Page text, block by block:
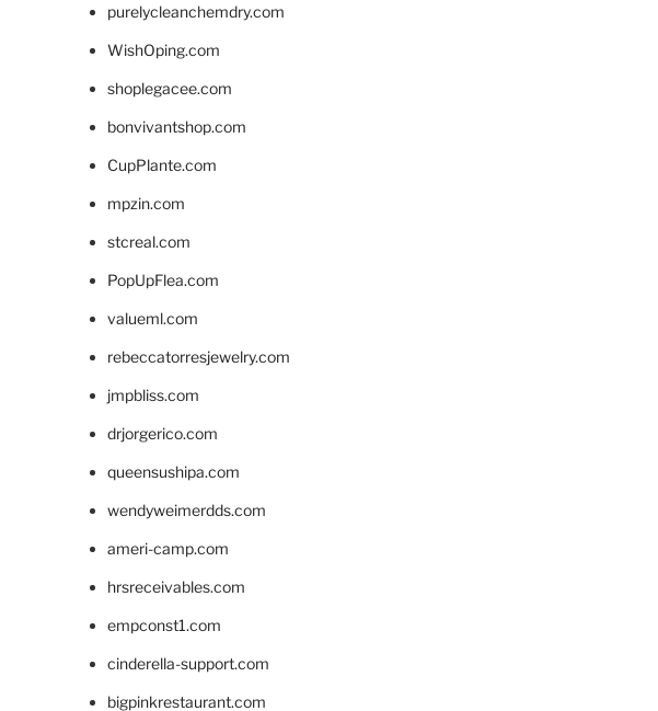
purelycleanchemdry.com
WishOping.com
shoplegacee.com
bonvivantshop.com
CupPlante.com
mpzin.com
stcreal.com
PopUpFlea.com
valueml.com
rebeccatorresjewelry.com
jmpbliss.com
drjorgerico.com
queensushipa.com
wendyweimerdds.com
ameri-camp.com
hrsreceivables.com
empconst1.com
cinderella-support.com
bigpinkrestaurant.com